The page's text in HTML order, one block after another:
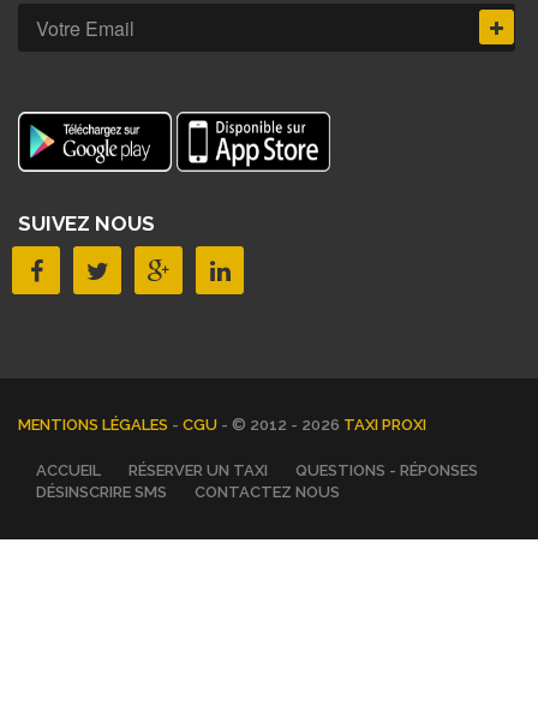
SUIVEZ NOUS
MENTIONS LÉGALES - CGU - © 2012 - 2026 TAXI PROXI
ACCUEIL RÉSERVER UN TAXI
QUESTIONS - RÉPONSES
DÉSINSCRIRE SMS
CONTACTEZ NOUS